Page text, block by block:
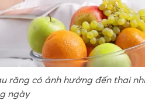
răng có ảnh hưởng đến thai
ngày